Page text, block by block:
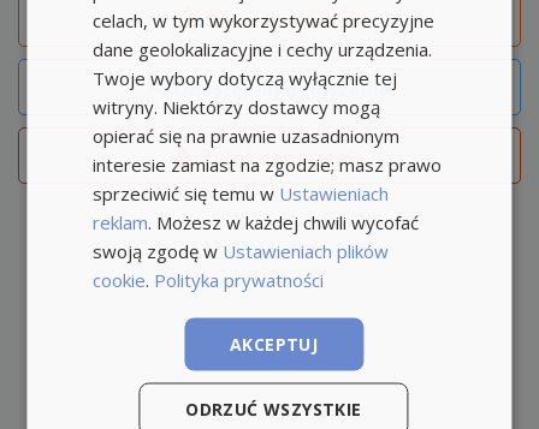
Obserwujofertę
Udostępnij ogłoszenie
Zgłoś naruszenie
celach, w tym wykorzystywać precyzyjne
dane geolokalizacyjne i cechy urządzenia.
Twoje wybory dotyczą wyłącznie tej
witryny. Niektórzy dostawcy mogą
opierać się na prawnie uzasadnionym
interesie zamiast na zgodzie; masz prawo
sprzeciwić się temu w Ustawieniach
reklam. Możesz w każdej chwili wycofać
swoją zgodę w Ustawieniach plików
cookie. Polityka prywatności
AKCEPTUJ
ODRZUĆ WSZYSTKIE